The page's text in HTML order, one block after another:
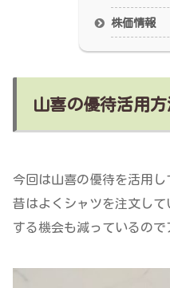
株価情報
山喜の優待活用方
今回は山喜の優待を活用し
昔はよくシャツを注文し
する機会も減っているの